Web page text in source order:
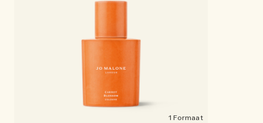
1 Formaat